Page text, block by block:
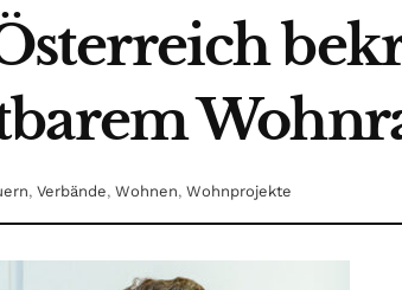
, Verbände, Wohnen, Wohnprojekte